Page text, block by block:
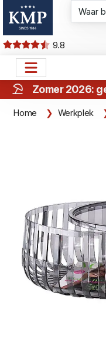
9.8
Zomer 2026:
Home Werkplek